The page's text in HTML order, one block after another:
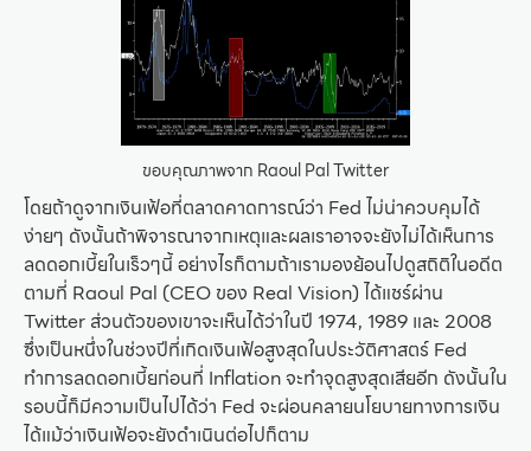
ขอบคุณภาพจาก Raoul Pal Twitter
โดยถ้าดูจากเงินเฟ้อที่ตลาดคาดการณ์ว่า Fed ไม่น่าควบคุมได้
ง่ายๆ ดังนั้นถ้าพิจารณาจากเหตุและผลเราอาจจะยังไม่ได้เห็นการ
ลดดอกเบี้ยในเร็วๆนี้ อย่างไรก็ตามถ้าเรามองย้อนไปดูสถิติในอดีต
ตามที่ Raoul Pal (CEO ของ Real Vision) ได้แชร์ผ่าน
Twitter ส่วนตัวของเขาจะเห็นได้ว่าในปี 1974, 1989 และ 2008
ซึ่งเป็นหนึ่งในช่วงปีที่เกิดเงินเฟ้อสูงสุดในประวัติศาสตร์ Fed
ทำการลดดอกเบี้ยก่อนที่ Inflation จะทำจุดสูงสุดเสียอีก ดังนั้นใน
รอบนี้ก็มีความเป็นไปได้ว่า Fed จะผ่อนคลายนโยบายทางการเงิน
ได้แม้ว่าเงินเฟ้อจะยังดำเนินต่อไปก็ตาม